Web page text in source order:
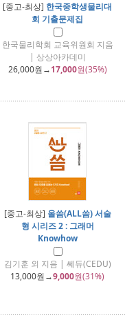
[중고-최상] 한국중학생물리대
회 기출문제집
한국물리학회 교육위원회 지음
| 상상아카데미
26,000원→17,000원(35%)
[중고-최상] 올씀(ALL씀) 서술
형 시리즈 2 : 그래머
Knowhow
김기훈 외 지음 | 쎄듀(CEDU)
13,000원→9,000원(31%)